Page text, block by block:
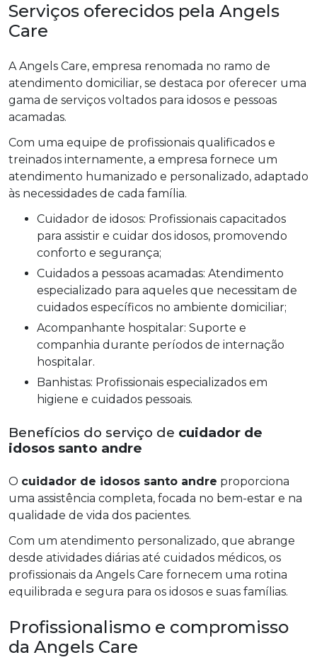
Serviços oferecidos pela Angels
Care
A Angels Care, empresa renomada no ramo de
atendimento domiciliar, se destaca por oferecer uma
gama de serviços voltados para idosos e pessoas
acamadas.
Com uma equipe de profissionais qualificados e
treinados internamente, a empresa fornece um
atendimento humanizado e personalizado, adaptado
às necessidades de cada família.
Cuidador de idosos: Profissionais capacitados
para assistir e cuidar dos idosos, promovendo
conforto e segurança;
Cuidados a pessoas acamadas: Atendimento
especializado para aqueles que necessitam de
cuidados específicos no ambiente domiciliar;
Acompanhante hospitalar: Suporte e
companhia durante períodos de internação
hospitalar.
Banhistas: Profissionais especializados em
higiene e cuidados pessoais.
Benefícios do serviço de cuidador de
idosos santo andre
O cuidador de idosos santo andre proporciona
uma assistência completa, focada no bem-estar e na
qualidade de vida dos pacientes.
Com um atendimento personalizado, que abrange
desde atividades diárias até cuidados médicos, os
profissionais da Angels Care fornecem uma rotina
equilibrada e segura para os idosos e suas famílias.
Profissionalismo e compromisso
da Angels Care